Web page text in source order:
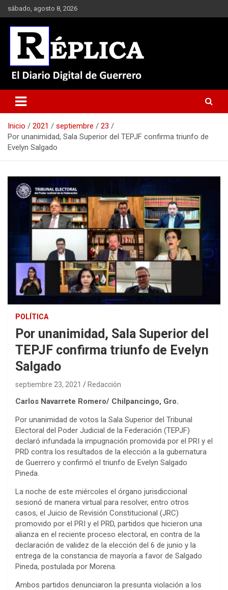
Saltar
al
contenido
sábado, agosto 8, 2026
Réplica
Inicio 2021 septiembre
23
Por unanimidad, Sala Superior del TEPJF confirma triunfo de
Evelyn Salgado
POLÍTICA
Por unanimidad, Sala Superior del
TEPJF confirma triunfo de Evelyn
Salgado
septiembre 23, 2021 Redacción
Carlos Navarrete Romero/ Chilpancingo, Gro.
Por unanimidad de votos la Sala Superior del Tribunal
Electoral del Poder Judicial de la Federación (TEPJF)
declaró infundada la impugnación promovida por el PRI y el
PRD contra los resultados de la elección a la gubernatura
de Guerrero y confirmó el triunfo de Evelyn Salgado
Pineda.
La noche de este miércoles el órgano jurisdiccional
sesionó de manera virtual para resolver, entro otros
casos, el Juicio de Revisión Constitucional (JRC)
promovido por el PRI y el PRD, partidos que hicieron una
alianza en el reciente proceso electoral, en contra de la
declaración de validez de la elección del 6 de junio y la
entrega de la constancia de mayoría a favor de Salgado
Pineda, postulada por Morena.
Ambos partidos denunciaron la presunta violación a los